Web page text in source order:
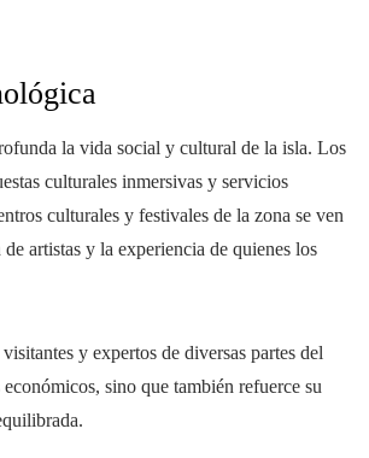
la vida social y cultural de la isla. Los
culturales inmersivas y servicios
culturales y festivales de la zona se ven
artistas y la experiencia de quienes los
y expertos de diversas partes del
sino que también refuerce su